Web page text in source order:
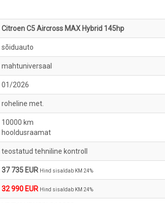
Citroen C5 Aircross MAX Hybrid 145hp
sõiduauto
mahtuniversaal
01/2026
roheline met.
10000 km
hooldusraamat
teostatud tehniline kontroll
37 735 EUR Hind sisaldab KM 24%
32 990 EUR Hind sisaldab KM 24%